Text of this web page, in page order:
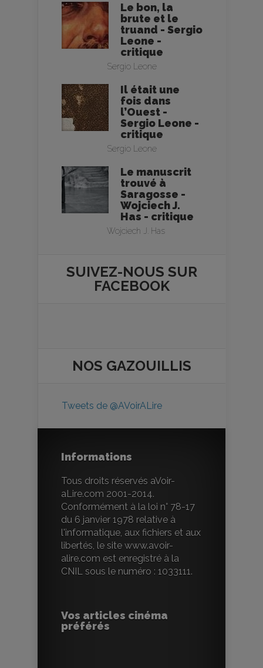
Le bon, la
brute et le
truand - Sergio
Leone -
critique
Sergio Leone
Il était une
fois dans
l’Ouest -
Sergio Leone -
critique
Sergio Leone
Le manuscrit
trouvé à
Saragosse -
Wojciech J.
Has - critique
Wojciech J. Has
SUIVEZ-NOUS SUR
FACEBOOK
NOS GAZOUILLIS
Tweets de @AVoirALire
Informations
Tous droits réservés aVoir-
aLire.com 2001-2014.
Conformément à la loi n° 78-17
du 6 janvier 1978 relative à
l'informatique, aux fichiers et aux
libertés, le site www.avoir-
alire.com est enregistré à la
CNIL sous le numéro : 1033111.
Vos articles cinéma
préférés